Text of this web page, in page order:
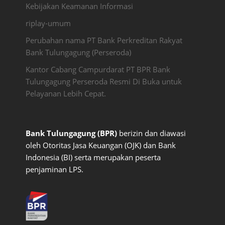
Kebijakan Keamanan Informasi
riplay-umum
Perubahan nama PT Bank Perkreditan Rakyat
Bank Tulungagung (Perseroda)
Kantor Cabang Campurdarat PT BPR Bank
Tulungagung Perseroda Resmi Di Buka untuk
Pelayanan Lebih Cepat.
Bank Tulungagung (BPR) berizin dan diawasi
oleh Otoritas Jasa Keuangan (OJK) dan Bank
Indonesia (BI) serta merupakan peserta
penjaminan LPS.